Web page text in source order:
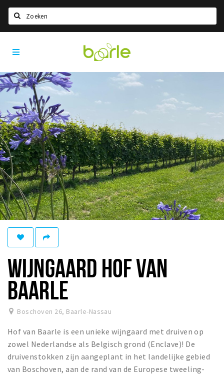
Home
Informatie
Over Baarle
Geschiedenis
Visit Baarle Shop
Enclavebon
Nieuws
Agenda
Deals
Eten
Slapen
Recreatief
Winkels
Winkelgebieden
Parkeren
Bezienswaardigheden
Visit
Baarle
WIJNGAARD HOF VAN
BAARLE
Boschoven 26, Baarle-Nassau
Hof van Baarle is een unieke wijngaard met druiven op
zowel Nederlandse als Belgisch grond (Enclave)! De
druivenstokken zijn aangeplant in het landelijke gebied
van Boschoven, aan de rand van de Europese tweeling-